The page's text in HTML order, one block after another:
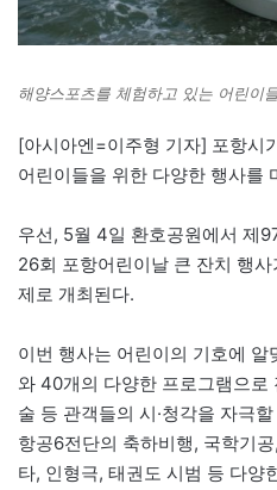
해양스포츠를 체험하고 있는 어린이
[아시아엔=이주형 기자] 포항시
어린이들을 위한 다양한 행사를
우선, 5월 4일 환호공원에서 제
26회 포항어린이날 큰 잔치 행사
제로 개최된다.
이번 행사는 어린이의 기호에
와 40개의 다양한 프로그램으로
술 등 관객들의 시·청각을 자극
항공6전단의 축하비행, 국학기
타, 인형극, 태권도 시범 등 다양